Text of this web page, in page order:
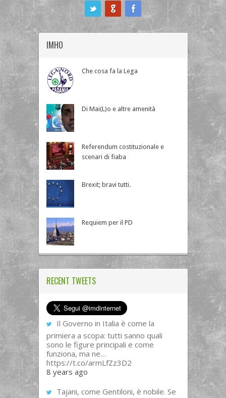
IMHO
Che cosa fa la Lega
Di Mai(L)o e altre amenità
Referendum costituzionale e
scenari di fiaba
Brexit; bravi tutti.
Requiem per il PD
RECENT TWEETS
Il Governo in Italia è come la
primiera a scopa: tutti sanno quali
sono le figure principali e come
funziona, ma ne…
https://t.co/armLfZz3D2
8 years ago
Tajani, come Gentiloni, è nobile. Se